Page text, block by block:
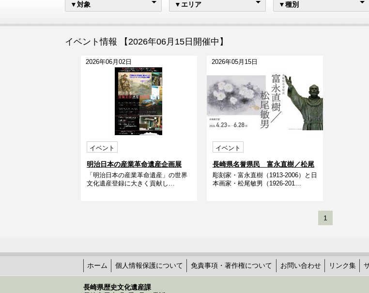
▼対象 ▼エリア ▼種別
イベント情報 【2026年06月15日開催中】
2026年06月02日
イベント
明治日本の産業革命遺産企画展
「恐竜の化石発掘に夢中だったス
チュアート・スミス先生の本棚」
「明治日本の産業革命遺産」の世界
文化遺産登録に大きく貢献し…
2026年05月15日
イベント
長崎県名誉県民 富永直樹／松尾
敏男
彫刻家・富永直樹（1913-2006）と日
本画家・松尾敏男（1926-201…
1
ホーム 個人情報保護について 免責事項・著作権について お問い合わせ リンク集
長崎県歴史文化遺産課